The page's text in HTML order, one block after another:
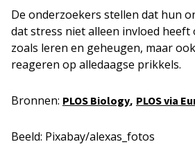
De onderzoekers stellen dat hun
dat stress niet alleen invloed heeft
zoals leren en geheugen, maar
reageren op alledaagse prikkels.
Bronnen: PLOS Biology, PLOS via
Beeld: Pixabay/alexas_fotos